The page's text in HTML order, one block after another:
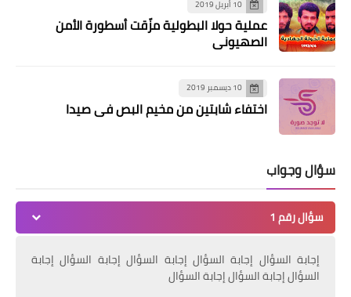
فتحي أبو العردات على رأس وفد من حركة
فتح مهنئا بالأعياد المجيدة
10 أبريل 2019
عملية حولا البطولية مزّقت أسطورة الأمن
الصهيوني
10 ديسمبر 2019
اختفاء شابتين من مخيم البص في صيدا
سؤال وجواب
سؤال رقم 1
إجابة السؤال إجابة السؤال إجابة السؤال إجابة السؤال إجابة
السؤال إجابة السؤال إجابة السؤال